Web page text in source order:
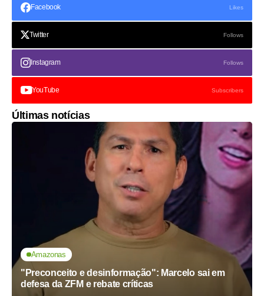
Facebook Likes
Twitter Follows
Instagram Follows
YouTube Subscribers
Últimas notícias
Amazonas
"Preconceito e desinformação": Marcelo sai em
defesa da ZFM e rebate críticas